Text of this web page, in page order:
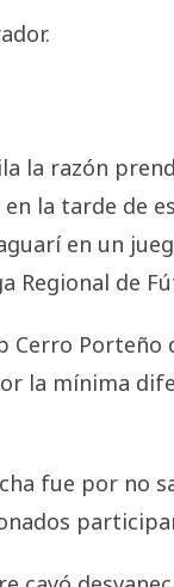
la razón
la tarde de
en un
Regional de
Cerro Porteño
la mínima
fue por no